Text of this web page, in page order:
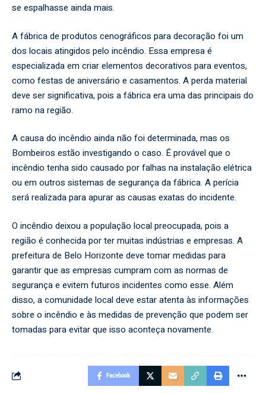
se espalhasse ainda mais.
A fábrica de produtos cenográficos para decoração foi um
dos locais atingidos pelo incêndio. Essa empresa é
especializada em criar elementos decorativos para eventos,
como festas de aniversário e casamentos. A perda material
deve ser significativa, pois a fábrica era uma das principais do
ramo na região.
A causa do incêndio ainda não foi determinada, mas os
Bombeiros estão investigando o caso. É provável que o
incêndio tenha sido causado por falhas na instalação elétrica
ou em outros sistemas de segurança da fábrica. A perícia
será realizada para apurar as causas exatas do incidente.
O incêndio deixou a população local preocupada, pois a
região é conhecida por ter muitas indústrias e empresas. A
prefeitura de Belo Horizonte deve tomar medidas para
garantir que as empresas cumpram com as normas de
segurança e evitem futuros incidentes como esse. Além
disso, a comunidade local deve estar atenta às informações
sobre o incêndio e às medidas de prevenção que podem ser
tomadas para evitar que isso aconteça novamente.
Facebook